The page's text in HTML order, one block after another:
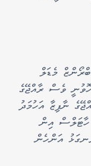
އާމިރު ބްރޯންޒް މެޑަލް
ވެސް ރާއްޖޭގެ
އަންހެން 400 މީޓަރު ދުވުމުން ރާއްޖޭގެ ނާފިޒާ އަހުމަދު
1500 މީޓަރު ދުވުމުން ސިލްވާ މެޑަލް އަދި 300 މީޓަރު ހާޓަލްސް އިން
އަންހެން